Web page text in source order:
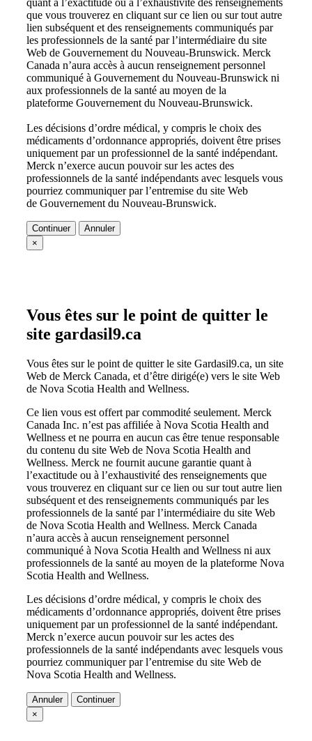
quant à l’exactitude ou à l’exhaustivité des renseignements
que vous trouverez en cliquant sur ce lien ou sur tout autre
lien subséquent et des renseignements communiqués par
les professionnels de la santé par l’intermédiaire du site
Web de Gouvernement du Nouveau-Brunswick. Merck
Canada n’aura accès à aucun renseignement personnel
communiqué à Gouvernement du Nouveau-Brunswick ni
aux professionnels de la santé au moyen de la
plateforme Gouvernement du Nouveau-Brunswick.
Les décisions d’ordre médical, y compris le choix des
médicaments d’ordonnance appropriés, doivent être prises
uniquement par un professionnel de la santé indépendant.
Merck n’exerce aucun pouvoir sur les actes des
professionnels de la santé indépendants avec lesquels vous
pourriez communiquer par l’entremise du site Web
de Gouvernement du Nouveau-Brunswick.
Continuer
Annuler
×
Vous êtes sur le point de quitter le
site gardasil9.ca
Vous êtes sur le point de quitter le site Gardasil9.ca, un site
Web de Merck Canada, et d’être dirigé(e) vers le site Web
de Nova Scotia Health and Wellness.
Ce lien vous est offert par commodité seulement. Merck
Canada Inc. n’est pas affiliée à Nova Scotia Health and
Wellness et ne pourra en aucun cas être tenue responsable
du contenu du site Web de Nova Scotia Health and
Wellness. Merck ne fournit aucune garantie quant à
l’exactitude ou à l’exhaustivité des renseignements que
vous trouverez en cliquant sur ce lien ou sur tout autre lien
subséquent et des renseignements communiqués par les
professionnels de la santé par l’intermédiaire du site Web
de Nova Scotia Health and Wellness. Merck Canada
n’aura accès à aucun renseignement personnel
communiqué à Nova Scotia Health and Wellness ni aux
professionnels de la santé au moyen de la plateforme Nova
Scotia Health and Wellness.
Les décisions d’ordre médical, y compris le choix des
médicaments d’ordonnance appropriés, doivent être prises
uniquement par un professionnel de la santé indépendant.
Merck n’exerce aucun pouvoir sur les actes des
professionnels de la santé indépendants avec lesquels vous
pourriez communiquer par l’entremise du site Web de
Nova Scotia Health and Wellness.
Annuler
Continuer
×